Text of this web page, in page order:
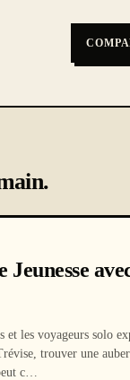
Jeunesse
et les voyageurs solo
trouver une
c…